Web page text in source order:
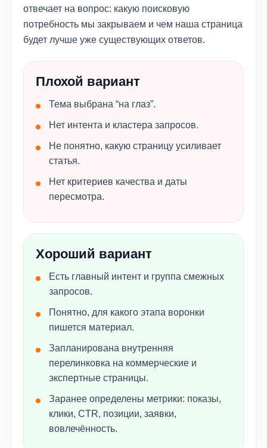
отвечает на вопрос: какую поисковую
потребность мы закрываем и чем наша страница
будет лучше уже существующих ответов.
Плохой вариант
Тема выбрана “на глаз”.
Нет интента и кластера запросов.
Не понятно, какую страницу усиливает
статья.
Нет критериев качества и даты
пересмотра.
Хороший вариант
Есть главный интент и группа смежных
запросов.
Понятно, для какого этапа воронки
пишется материал.
Запланирована внутренняя
перелинковка на коммерческие и
экспертные страницы.
Заранее определены метрики: показы,
клики, CTR, позиции, заявки,
вовлечённость.